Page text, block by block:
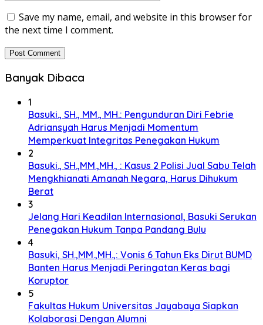
Save my name, email, and website in this browser for
the next time I comment.
Banyak Dibaca
1
Basuki., SH., MM., MH.: Pengunduran Diri Febrie
Adriansyah Harus Menjadi Momentum
Memperkuat Integritas Penegakan Hukum
2
Basuki., SH.,MM.,MH., : Kasus 2 Polisi Jual Sabu Telah
Mengkhianati Amanah Negara, Harus Dihukum
Berat
3
Jelang Hari Keadilan Internasional, Basuki Serukan
Penegakan Hukum Tanpa Pandang Bulu
4
Basuki, SH.,MM.,MH.,: Vonis 6 Tahun Eks Dirut BUMD
Banten Harus Menjadi Peringatan Keras bagi
Koruptor
5
Fakultas Hukum Universitas Jayabaya Siapkan
Kolaborasi Dengan Alumni